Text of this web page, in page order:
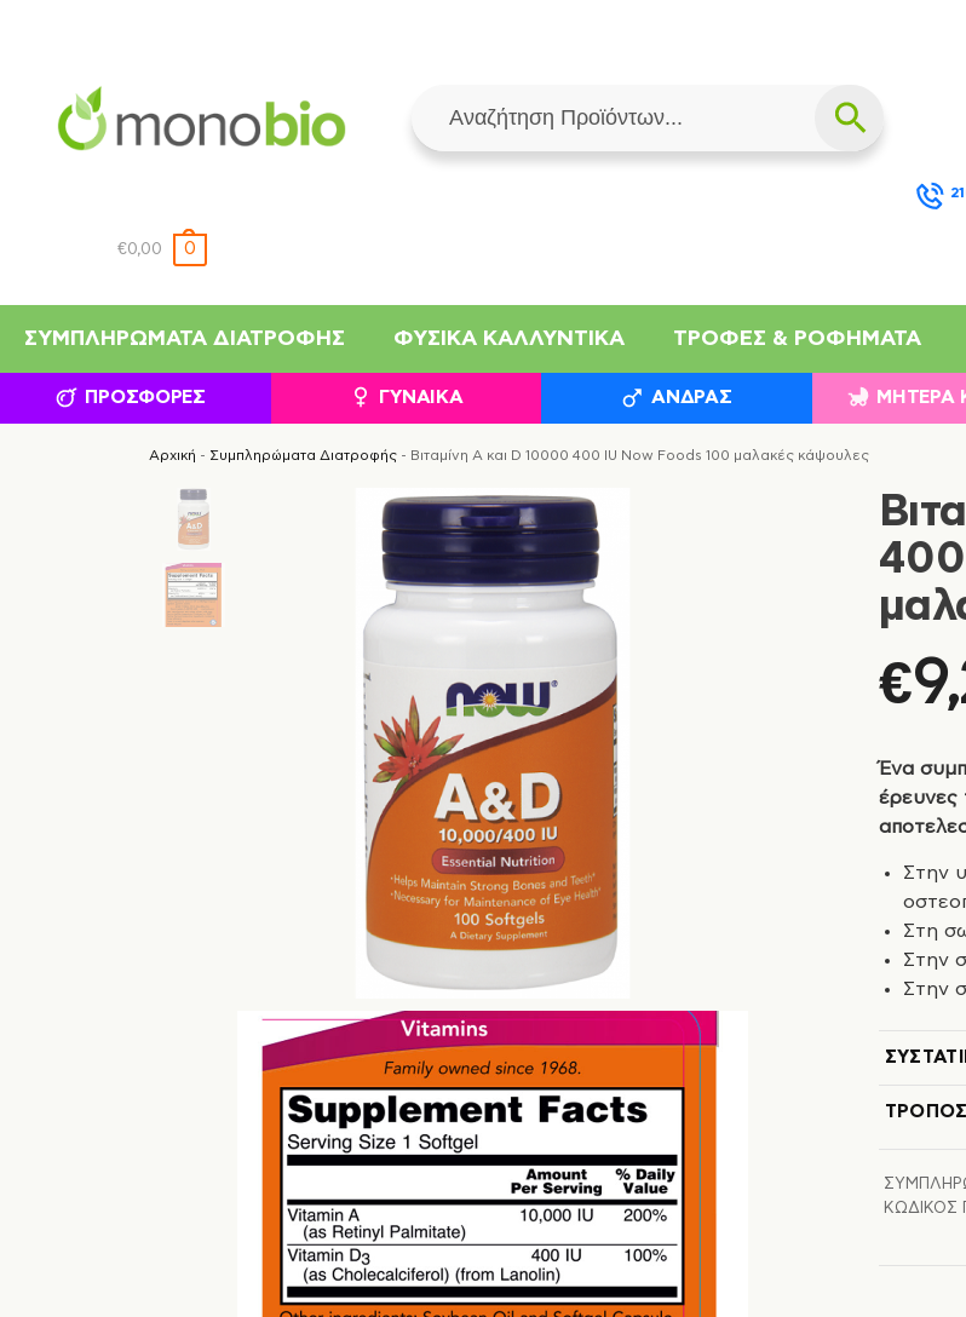
€0,00 0
ΣΥΜΠΛΗΡΏΜΑΤΑ ΔΙΑΤΡΟΦΉΣ ΦΥΣΙΚΆ ΚΑΛΛΥΝΤΙΚΆ ΤΡΟΦΈΣ & ΡΟΦΉΜΑΤΑ
ΠΡΟΣΦΟΡΈΣ ΓΥΝΑΊΚΑ ΆΝΔΡΑΣ ΜΗΤΈΡΑ
Αρχική - Συμπληρώματα Διατροφής- Βιταμίνη A και D 10000 400 IU Now Foods 100 μαλακές κάψουλες
€
Ένα
έρευνες
Στην
Στη
Στην
Στην
ΚΩΔΙΚΌΣ